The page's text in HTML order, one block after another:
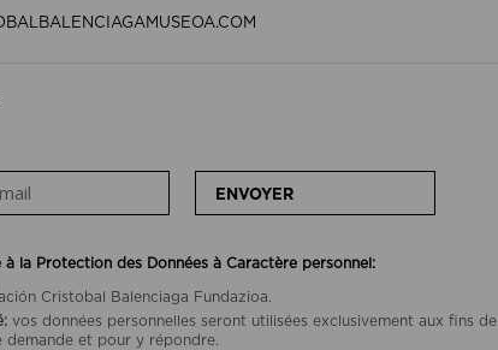
ENVOYER
à la Protection des Données à Caractère personnel:
Cristobal Balenciaga Fundazioa.
vos données personnelles seront utilisées exclusivement aux fins de
et pour y répondre.